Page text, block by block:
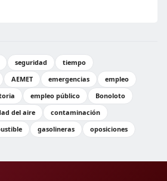
seguridad
tiempo
AEMET emergencias
empleo
empleo público
Bonoloto
del aire
contaminación
gasolineras oposiciones